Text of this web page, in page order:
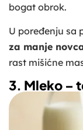
bogat obrok.
U poređenju sa
za manje
rast mišićne
3. Mleko –